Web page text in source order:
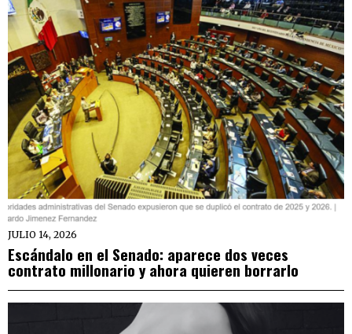
JULIO 14, 2026
Escándalo en el Senado: aparece dos veces
contrato millonario y ahora quieren borrarlo